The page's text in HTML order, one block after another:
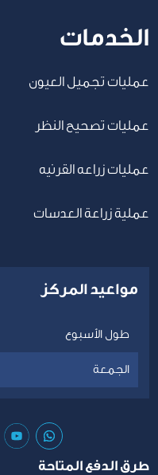
مواعيد المركز
طول الأسبوع
الجمعة
طرق الدفع المتاحة
الخدمات
عمليات تجميل العيون
عمليات تصحيح النظر
عمليات زراعه القرنيه
عملية زراعة العدسات